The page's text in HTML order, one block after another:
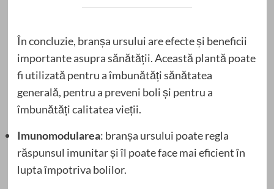
În concluzie, branșa ursului are efecte și beneficii
importante asupra sănătății. Această plantă poate
fi utilizată pentru a îmbunătăți sănătatea
generală, pentru a preveni boli și pentru a
îmbunătăți calitatea vieții.
Imunomodularea: branșa ursului poate regla
răspunsul imunitar și îl poate face mai eficient în
lupta împotriva bolilor.